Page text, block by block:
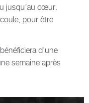
jusqu’au cœur.
pour être
d’une
semaine après